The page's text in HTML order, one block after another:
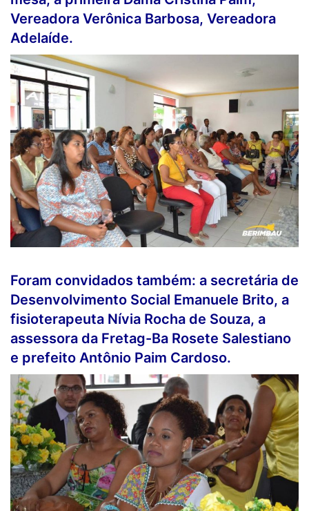
Vereadora Verônica Barbosa, Vereadora
Adelaíde.
Foram convidados também: a secretária de
Desenvolvimento Social Emanuele Brito, a
fisioterapeuta Nívia Rocha de Souza, a
assessora da Fretag-Ba Rosete Salestiano
e prefeito Antônio Paim Cardoso.